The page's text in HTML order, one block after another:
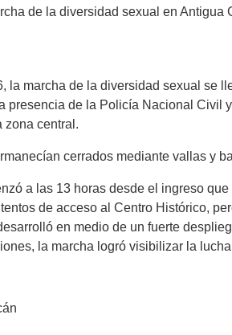
de la diversidad sexual en
la marcha de la diversidad sexual se
presencia de la Policía Nacional
zona central.
cerrados mediante vallas y
a las 13 horas desde el ingreso
de acceso al Centro Histórico,
en medio de un fuerte
la marcha logró visibilizar la